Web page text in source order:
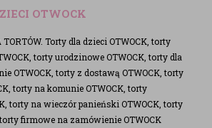
OTWOCK
TORTÓW. Torty dla dzieci OTWOCK, torty
torty urodzinowe OTWOCK, torty dla
OTWOCK, torty z dostawą OTWOCK, torty
torty na komunie OTWOCK, torty
torty na wieczór panieński OTWOCK, torty
firmowe na zamówienie OTWOCK